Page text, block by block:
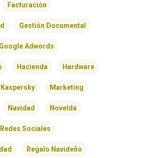
Facturación
Gestión Documental
Google Adwords
Hacienda Hardware
Kaspersky Marketing
Navidad Novelda
Redes Sociales
Regalo Navideño